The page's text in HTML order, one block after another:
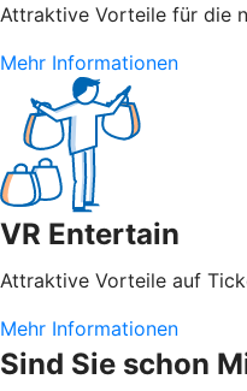
Attraktive Vorteile für die
Mehr Informationen
VR Entertain
Attraktive Vorteile auf
Mehr Informationen
Sind Sie schon